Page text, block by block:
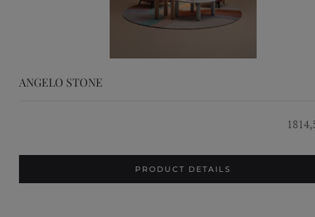
ANGELO STONE
PRODUCT DETAILS